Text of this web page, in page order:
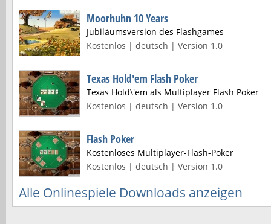
Moorhuhn 10 Years
Jubiläumsversion des Flashgames
Kostenlos | deutsch | Version 1.0
Texas Hold'em Flash Poker
Texas Hold\'em als Multiplayer Flash Poker
Kostenlos | deutsch | Version 1.0
Flash Poker
Kostenloses Multiplayer-Flash-Poker
Kostenlos | deutsch | Version 1.0
Alle Onlinespiele Downloads anzeigen